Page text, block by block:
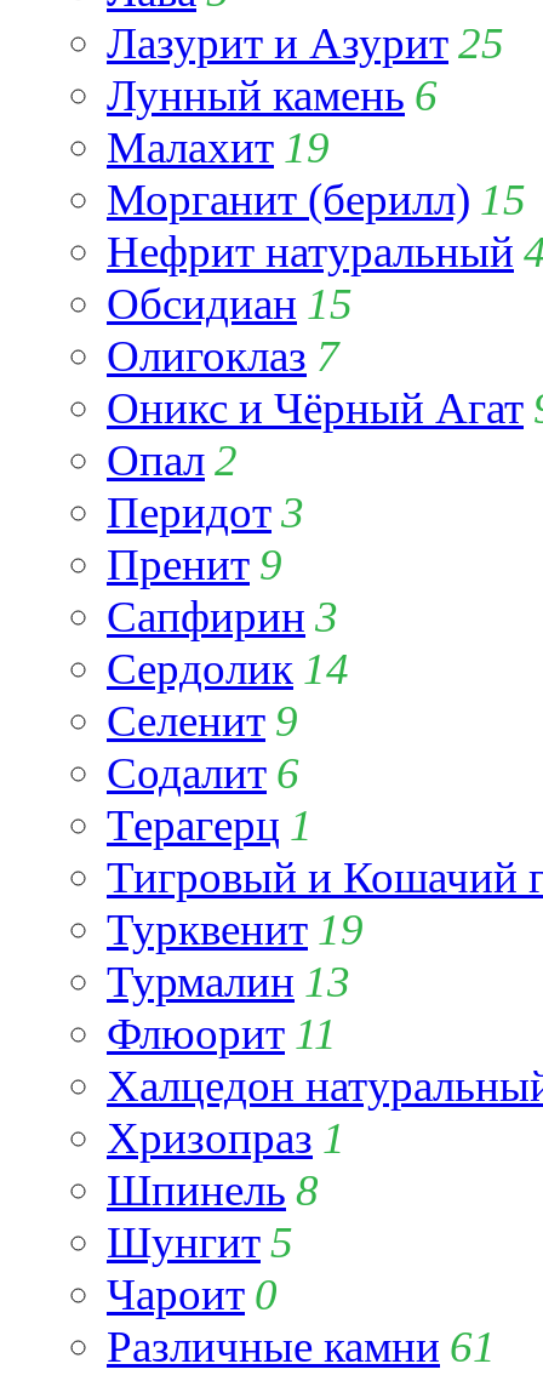
Лазурит и Азурит25
Лунный камень 6
Малахит 19
Морганит (берилл) 15
Нефрит натуральный
Обсидиан 15
Олигоклаз 7
Оникс и Чёрный Агат
Опал2
Перидот3
Пренит 9
Сапфирин 3
Сердолик 14
Селенит 9
Содалит 6
Терагерц 1
Тигровый и Кошачий
Турквенит 19
Турмалин 13
Флюорит 11
Халцедон
Хризопраз 1
Шпинель 8
Шунгит5
Чароит 0
Различные камни 61